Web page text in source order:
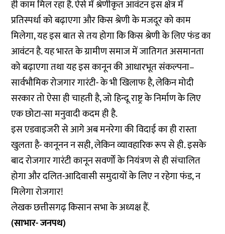
ही काम मिल रहा है. ऐसे में श्रेणीकृत आवंटन इस क्षेत्र में
प्रतिस्पर्धा को बढ़ाएगा और किस श्रेणी के मजदूर को काम
मिलेगा, यह इस बात से तय होगा कि किस श्रेणी के लिए फंड का
आवंटन है. यह भारत के ग्रामीण समाज में जातिगत असमानता
को बढ़ाएगा तथा यह इस कानून की आधारभूत संकल्पना–
सार्वभौमिक रोजगार गारंटी- के भी खिलाफ है, लेकिन मोदी
सरकार तो ऐसा ही चाहती है, जो हिन्दू राष्ट्र के निर्माण के लिए
एक छोटा-सा मनुवादी कदम ही है.
इस एडवाइजरी से आगे अब मनरेगा की विदाई का ही रास्ता
खुलता है- कानूनन न सही, लेकिन व्यावहारिक रूप से ही. इसके
बाद रोजगार गारंटी कानून सवर्णों के नियंत्रण से ही संचालित
होगा और दलित-आदिवासी समुदायों के लिए न रहेगा फंड, न
मिलेगा रोजगार!
लेखक छत्तीसगढ़ किसान सभा के अध्यक्ष हैं.
(साभार- जनपथ)